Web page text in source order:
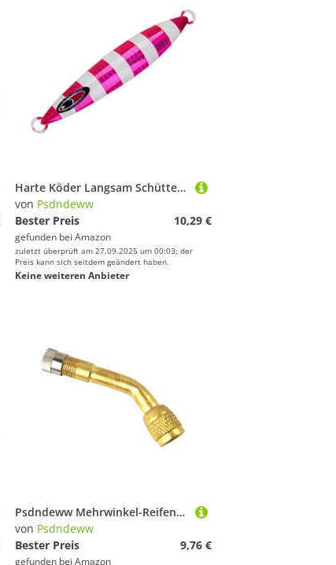
Harte Köder Langsam Schütteln Jigs Künstliche Leuchtend Fischend Jigging Hook Spinner Lures Jigging Haken Spinner Salzwasserzubehör
von Psdndeww
Bester Preis
10,29 €
gefunden bei Amazon
zuletzt überprüft am 27.09.2025 um 00:03; der
Preis kann sich seitdem geändert haben.
Keine weiteren Anbieter
Psdndeww Mehrwinkel-Reifenventil-Verlängerungsadapter, Haltbarkeit, Kupfer, Lufthahn-Verlängerung für Motorräder, Fahrräder, Reifenaufpumpen
von Psdndeww
Bester Preis
9,76 €
gefunden bei Amazon